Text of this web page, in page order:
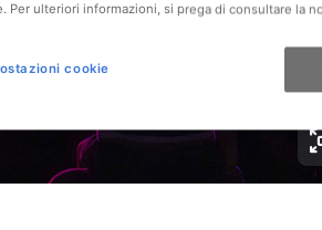
Per ulteriori informazioni, si prega di consultare la
cookie